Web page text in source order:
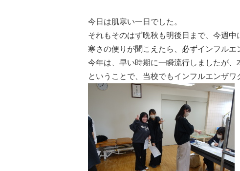
今日は肌寒い一日でした。
それもそのはず晩秋も明後日まで、今週中
寒さの便りが聞こえたら、必ずインフルエ
今年は、早い時期に一瞬流行しましたが、